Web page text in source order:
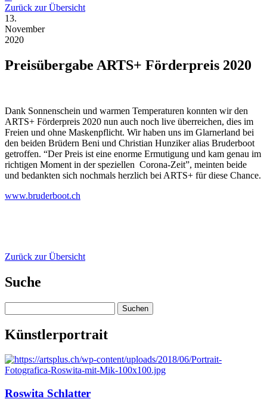
Zurück zur Übersicht
13.
November
2020
Preisübergabe ARTS+ Förderpreis 2020
Dank Sonnenschein und warmen Temperaturen konnten wir den
ARTS+ Förderpreis 2020 nun auch noch live überreichen, dies im
Freien und ohne Maskenpflicht. Wir haben uns im Glarnerland bei
den beiden Brüdern Beni und Christian Hunziker alias Bruderboot
getroffen. “Der Preis ist eine enorme Ermutigung und kam genau im
richtigen Moment in der speziellen Corona-Zeit”, meinten beide
und bedankten sich nochmals herzlich bei ARTS+ für diese Chance.
www.bruderboot.ch
Zurück zur Übersicht
Suche
nach:
Künstlerportrait
Roswita Schlatter